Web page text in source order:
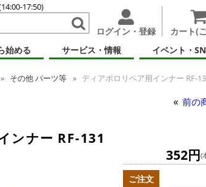
17:50)
ログイン・登録 カート(
始める サービス・情報 イベント・
その他 パーツ等 ディアボロリペア用インナー RF-
前の
ンナー RF-131
352円(
ご注文